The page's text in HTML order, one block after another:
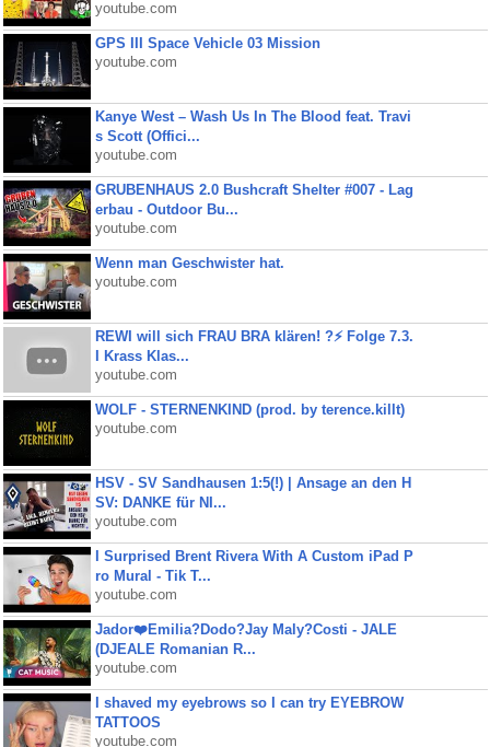
youtube.com
GPS III Space Vehicle 03 Mission
youtube.com
Kanye West – Wash Us In The Blood feat. Travi
s Scott (Offici...
youtube.com
GRUBENHAUS 2.0 Bushcraft Shelter #007 - Lag
erbau - Outdoor Bu...
youtube.com
Wenn man Geschwister hat.
youtube.com
REWI will sich FRAU BRA klären! ?⚡️ Folge 7.3.
I Krass Klas...
youtube.com
WOLF - STERNENKIND (prod. by terence.killt)
youtube.com
HSV - SV Sandhausen 1:5(!) | Ansage an den H
SV: DANKE für NI...
youtube.com
I Surprised Brent Rivera With A Custom iPad P
ro Mural - Tik T...
youtube.com
Jador❤️Emilia?Dodo?Jay Maly?Costi - JALE
(DJEALE Romanian R...
youtube.com
I shaved my eyebrows so I can try EYEBROW
TATTOOS
youtube.com